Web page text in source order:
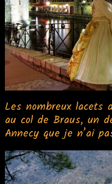
Les nombreux lacets
au col de Braus, un
Annecy que je n’ai